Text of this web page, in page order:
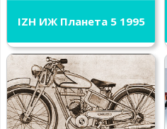
IZH ИЖ Планета 5 1995